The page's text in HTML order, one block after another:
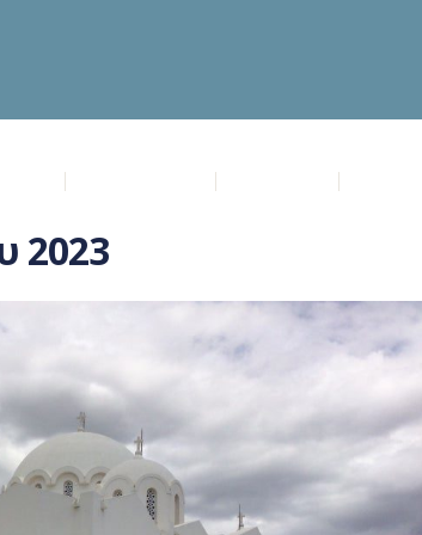
2023